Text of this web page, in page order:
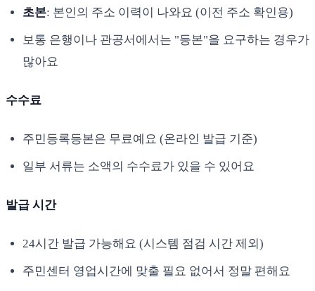
초본: 본인의 주소 이력이 나와요 (이전 주소 확인용)
보통 은행이나 관공서에서는 "등본"을 요구하는 경우가
많아요
수수료
주민등록등본은 무료예요 (온라인 발급 기준)
일부 서류는 소액의 수수료가 있을 수 있어요
발급 시간
24시간 발급 가능해요 (시스템 점검 시간 제외)
주민센터 영업시간에 맞출 필요 없어서 정말 편해요